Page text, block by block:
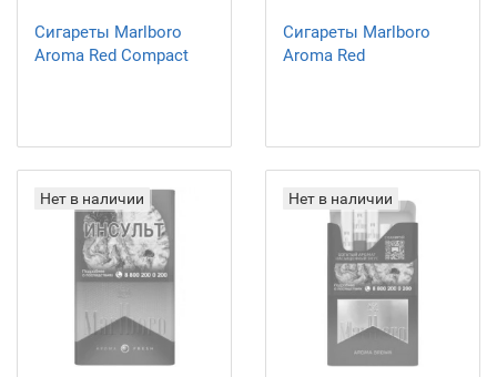
Сигареты Marlboro
Aroma Red Compact
Сигареты Marlboro
Aroma Red
Нет в наличии Нет в наличии